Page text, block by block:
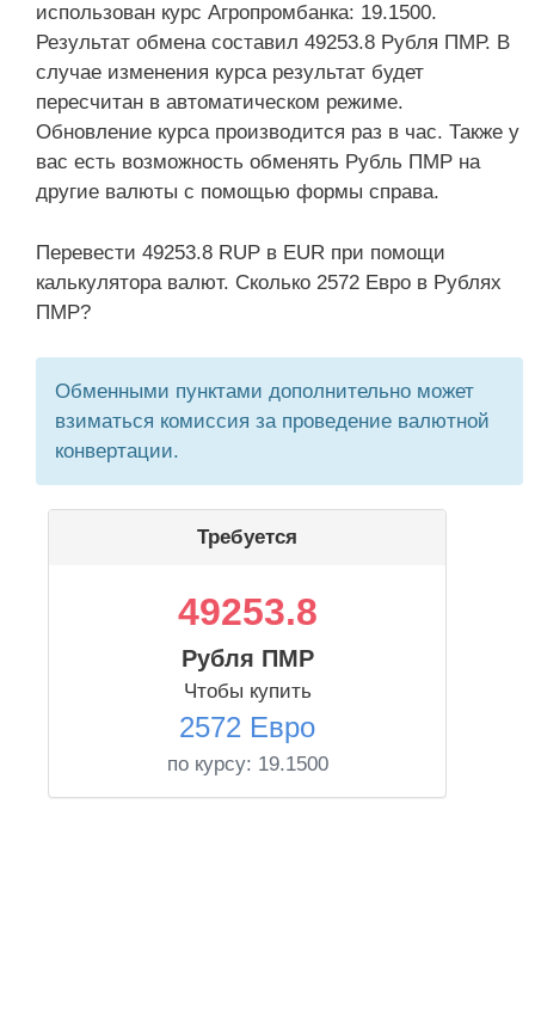
использован курс Агропромбанка: 19.1500.
Результат обмена составил 49253.8 Рубля ПМР. В
случае изменения курса результат будет
пересчитан в автоматическом режиме.
Обновление курса производится раз в час. Также у
вас есть возможность обменять Рубль ПМР на
другие валюты с помощью формы справа.
Перевести 49253.8 RUP в EUR при помощи
калькулятора валют. Сколько 2572 Евро в Рублях
ПМР?
Обменными пунктами дополнительно может
взиматься комиссия за проведение валютной
конвертации.
Требуется
49253.8
Рубля ПМР
Чтобы купить
2572 Евро
по курсу: 19.1500